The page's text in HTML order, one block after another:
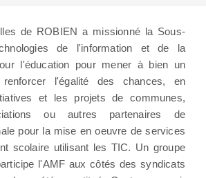
de ROBIEN a missionné la Sous-
de l'information et de la
l'éducation pour mener à bien un
l'égalité des chances, en
et les projets de communes,
ou autres partenaires de
pour la mise en oeuvre de services
scolaire utilisant les TIC. Un groupe
l'AMF aux côtés des syndicats